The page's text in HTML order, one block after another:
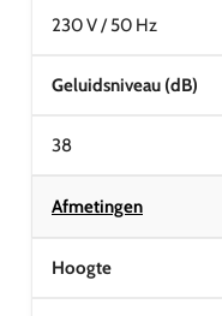
230 V / 50 Hz
Geluidsniveau (dB)
38
Afmetingen
Hoogte